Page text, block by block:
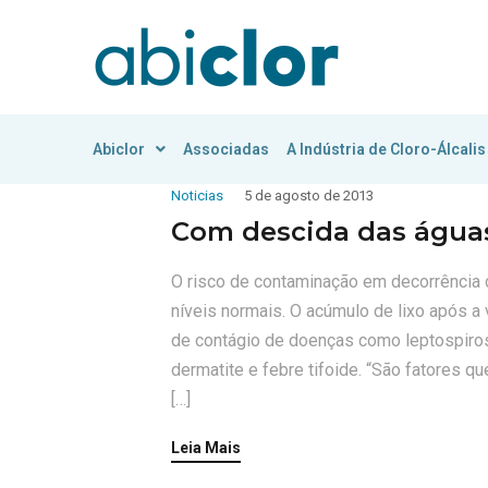
Abiclor Associadas A Indústria de Cloro-Álcalis
Noticias 5 de agosto de 2013
Com descida das
O risco de contaminação em
níveis normais. O acúmulo de lixo após
de contágio de doenças como
dermatite e febre tifoide. “São fatores
[…]
Leia Mais